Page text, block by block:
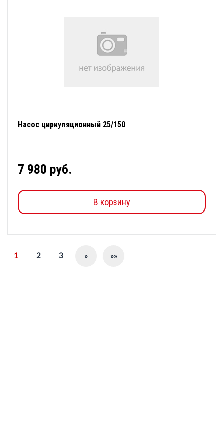
Насос циркуляционный 25/150
7 980 руб.
В корзину
1 2 3 » »»